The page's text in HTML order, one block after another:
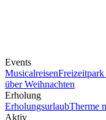
Events
Musicalreisen
über Weihnachten
Erholung
ErholungsurlaubTherme
Aktiv